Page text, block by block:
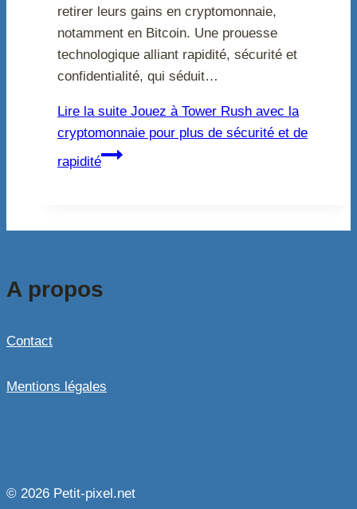
retirer leurs gains en cryptomonnaie,
notamment en Bitcoin. Une prouesse
technologique alliant rapidité, sécurité et
confidentialité, qui séduit…
Lire la suite Jouez à Tower Rush avec la
cryptomonnaie pour plus de sécurité et de
rapidité
A propos
Contact
Mentions légales
© 2026 Petit-pixel.net